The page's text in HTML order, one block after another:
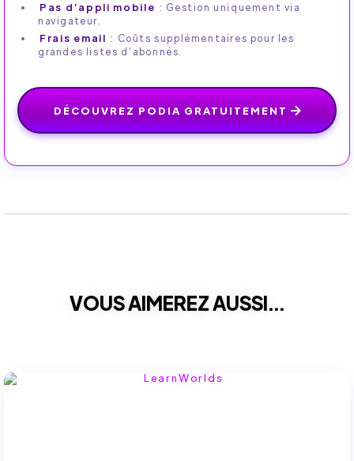
Pas d’appli mobile : Gestion uniquement via
navigateur.
Frais email : Coûts supplémentaires pour les
grandes listes d’abonnés.
DÉCOUVREZ PODIA GRATUITEMENT
VOUS AIMEREZ AUSSI...